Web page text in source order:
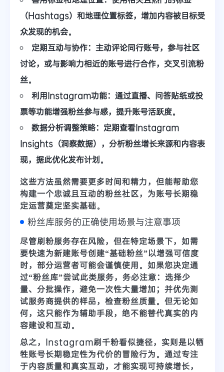
（Hashtags）和地理位置标签，增加内容被目标受
众发现的机会。
定期互动与协作： 主动评论同行账号，参与社区
讨论，或与影响力相近的账号进行合作，交叉引流粉
丝。
利用Instagram功能： 通过直播、问答贴纸或投
票等功能增强粉丝参与感，提升账号活跃度。
数据分析调整策略： 定期查看Instagram
Insights（洞察数据），分析粉丝增长来源和内容表
现，据此优化发布计划。
这些方法虽然需要更多时间和精力，但能帮助您
构建一个忠诚且互动的粉丝社区，为账号长期稳
定运营奠定坚实基础。
粉丝库服务的正确使用场景与注意事项
尽管刷粉服务存在风险，但在特定场景下，如需
要快速为新建账号创建“基础粉丝”以增强可信度
时，部分运营者可能会谨慎使用。如果您决定通
过“粉丝库”尝试此类服务，务必注意：选择少
量、分批操作，避免一次性大量增加；并优先测
试服务商提供的样品，检查粉丝质量。但无论如
何，这只能作为辅助手段，绝不能替代真实的内
容建设和互动。
总之，Instagram刷千粉看似捷径，实则是以牺
牲账号长期稳定性为代价的冒险行为。通过专注
于内容质量和真实互动，才能实现可持续增长，